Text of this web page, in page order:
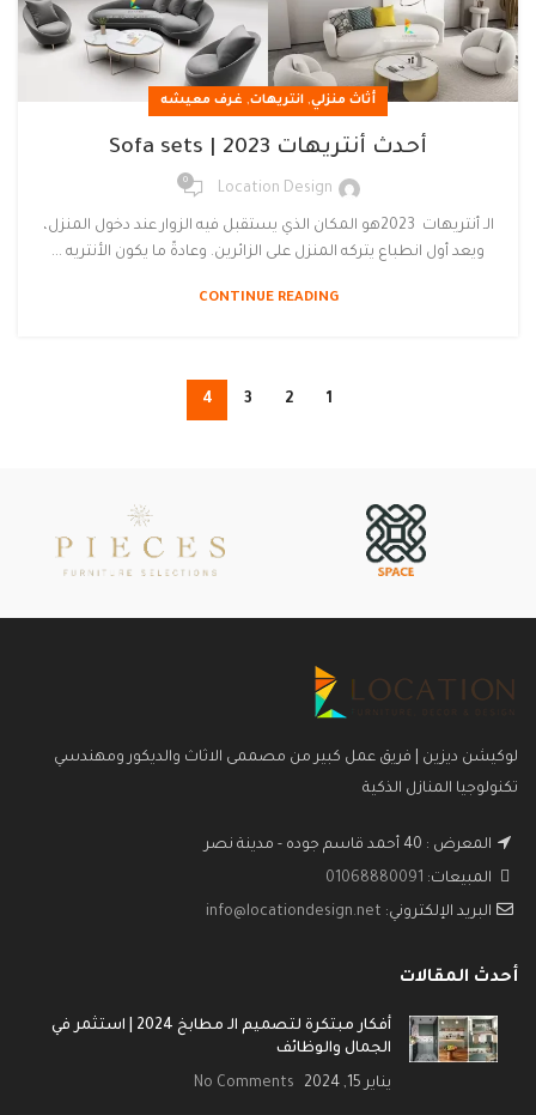
أثاث منزلي, انتريهات, غرف معيشه
أحدث أنتريهات 2023 | Sofa sets
Location Design
0
الـ أنتريهات 2023هو المكان الذي يستقبل فيه الزوار عند دخول المنزل،
ويعد أول انطباع يتركه المنزل على الزائرين. وعادةً ما يكون الأنتريه ...
CONTINUE READING
1
2
3
4
لوكيشن ديزين | فريق عمل كبير من مصممى الاثاث والديكور ومهندسي
تكنولوجيا المنازل الذكية
المعرض : 40 أحمد قاسم جوده - مدينة نصر
المبيعات: 01068880091
البريد الإلكتروني: info@locationdesign.net
أحدث المقالات
أفكار مبتكرة لتصميم الـ مطابخ 2024 | استثمر في
الجمال والوظائف
يناير 15, 2024 No Comments